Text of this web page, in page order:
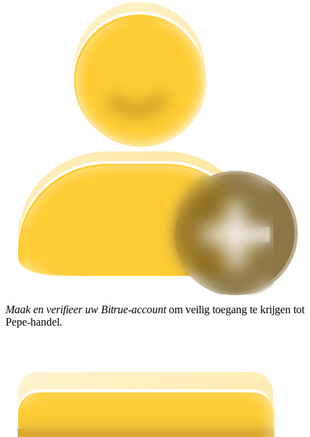
Futures-startgids
Leer hoe u winstgevend kunt blijven
Maak en verifieer uw Bitrue-accountom veilig toegang te krijgen tot
Pepe-handel.